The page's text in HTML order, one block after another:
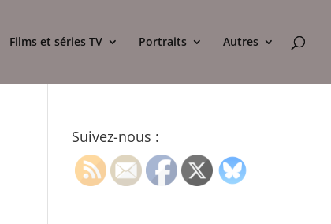
Films et séries TV Portraits Autres
Suivez-nous :